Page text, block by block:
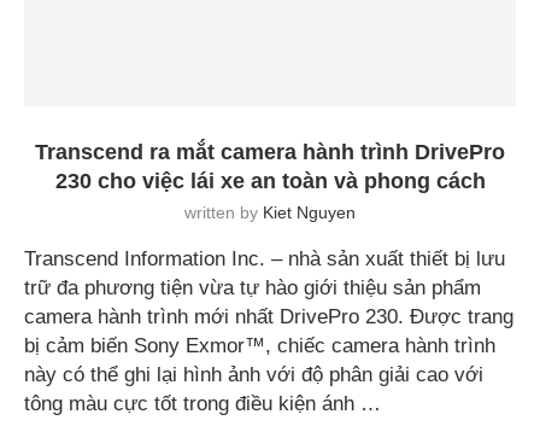
Transcend ra mắt camera hành trình DrivePro
230 cho việc lái xe an toàn và phong cách
written by Kiet Nguyen
Transcend Information Inc. – nhà sản xuất thiết bị lưu
trữ đa phương tiện vừa tự hào giới thiệu sản phẩm
camera hành trình mới nhất DrivePro 230. Được trang
bị cảm biến Sony Exmor™, chiếc camera hành trình
này có thể ghi lại hình ảnh với độ phân giải cao với
tông màu cực tốt trong điều kiện ánh …